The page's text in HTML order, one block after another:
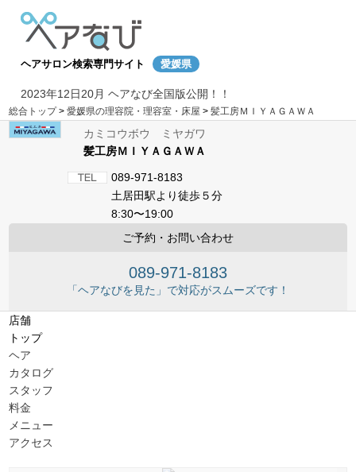
ヘアサロン検索専門サイト 愛媛県
2023年12日20月 ヘアなび全国版公開！！
総合トップ>愛媛県の理容院・理容室・床屋 >髪工房ＭＩＹＡＧＡＷＡ
カミコウボウ ミヤガワ
髪工房ＭＩＹＡＧＡＷＡ
089-971-8183
土居田駅より徒歩５分
8:30〜19:00
ご予約・お問い合わせ
089-971-8183
「ヘアなびを見た」で対応がスムーズです！
店舗
トップ
ヘア
カタログ
スタッフ
料金
メニュー
アクセス